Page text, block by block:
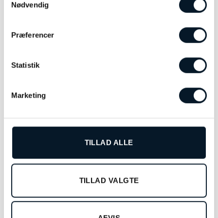
Nødvendig
Præferencer
Statistik
Marketing
TILLAD ALLE
TILLAD VALGTE
kr.1.250,00
RELATEREDE VARER